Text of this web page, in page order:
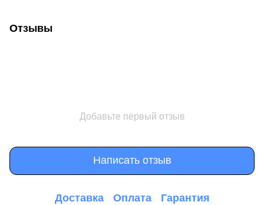
Отзывы
Добавьте первый отзыв
Написать отзыв
Доставка Оплата Гарантия